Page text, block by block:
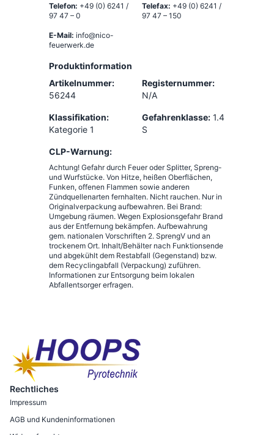
Telefon: +49 (0) 6241 /
97 47 – 0
Telefax: +49 (0) 6241 /
97 47 – 150
E-Mail: info@nico-
feuerwerk.de
Produktinformation
Artikelnummer:
56244
Registernummer:
N/A
Klassifikation:
Kategorie 1
Gefahrenklasse: 1.4
S
CLP-Warnung:
Achtung! Gefahr durch Feuer oder Splitter, Spreng-
und Wurfstücke. Von Hitze, heißen Oberflächen,
Funken, offenen Flammen sowie anderen
Zündquellenarten fernhalten. Nicht rauchen. Nur in
Originalverpackung aufbewahren. Bei Brand:
Umgebung räumen. Wegen Explosionsgefahr Brand
aus der Entfernung bekämpfen. Aufbewahrung
gem. nationalen Vorschriften 2. SprengV und an
trockenem Ort. Inhalt/Behälter nach Funktionsende
und abgekühlt dem Restabfall (Gegenstand) bzw.
dem Recyclingabfall (Verpackung) zuführen.
Informationen zur Entsorgung beim lokalen
Abfallentsorger erfragen.
Rechtliches
Impressum
AGB und Kundeninformationen